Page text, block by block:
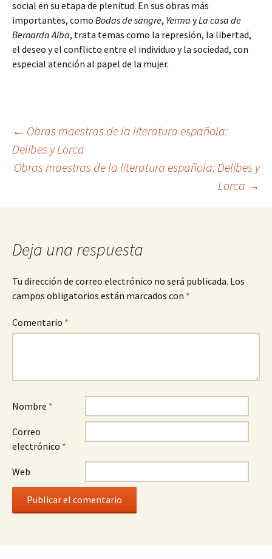
social en su etapa de plenitud. En sus obras más
importantes, como Bodas de sangre, Yerma yLa casa de
Bernarda Alba, trata temas como la represión, la libertad,
el deseo y el conflicto entre el individuo y la sociedad, con
especial atención al papel de la mujer.
Navegación
de
entradas
← Obras maestras de la literatura española:
Delibes y Lorca
Obras maestras de la literatura española: Delibes y
Lorca →
Deja una respuesta
Tu dirección de correo electrónico no será publicada. Los
campos obligatorios están marcados con *
Comentario *
Nombre *
Correo
electrónico *
Web